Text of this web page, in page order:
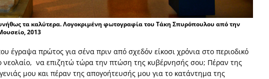
τα καλύτερα. Λογοκριμένη φωτογραφία του Τάκη Σπυρόπουλου από την
2013
έγραψα πρώτος για σένα πριν από σχεδόν είκοσι χρόνια στο περιοδικό
νεολαίο, να επιζητώ τώρα την πτώση της κυβέρνησής σου; Πέραν της
μου και πέραν της απογοήτευσής μου για το κατάντημα της